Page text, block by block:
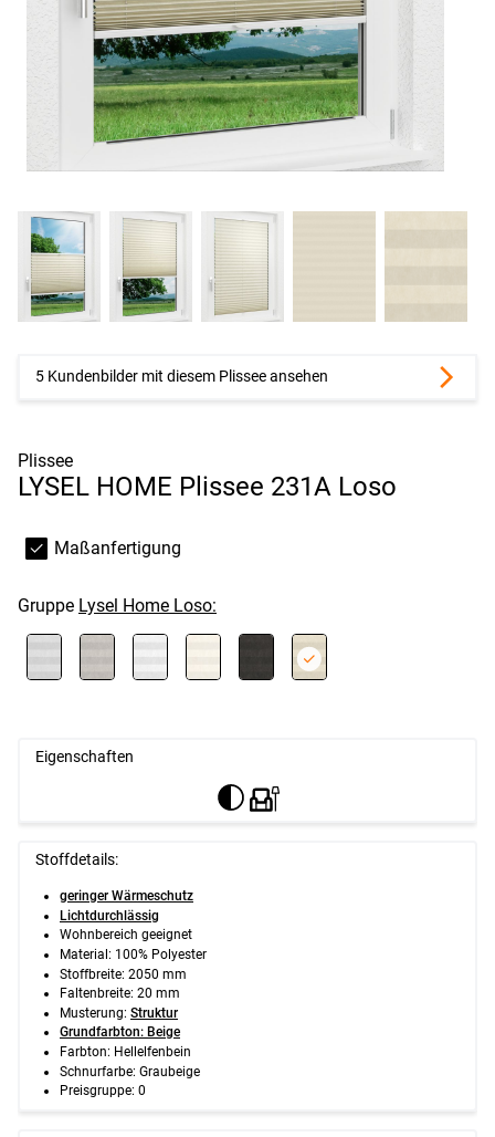
5 Kundenbilder mit diesem Plissee ansehen
Plissee
LYSEL HOME Plissee 231A Loso
Maßanfertigung
Gruppe Lysel Home Loso:
Eigenschaften
Stoffdetails:
geringer Wärmeschutz
Lichtdurchlässig
Wohnbereich geeignet
Material: 100% Polyester
Stoffbreite: 2050 mm
Faltenbreite: 20 mm
Musterung: Struktur
Grundfarbton: Beige
Farbton: Hellelfenbein
Schnurfarbe: Graubeige
Preisgruppe: 0